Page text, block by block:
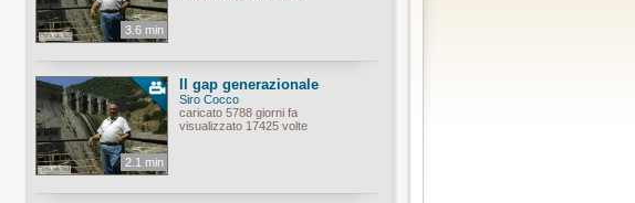
3.6 min
2.1 min
Il gap generazionale
Siro Cocco
caricato 5788 giorni fa
visualizzato 17425 volte